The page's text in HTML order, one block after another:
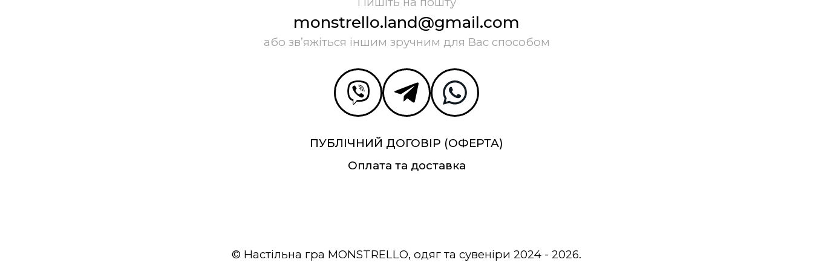
monstrello.land@gmail.com
або зв’яжіться іншим зручним для Вас способом
ПУБЛІЧНИЙ ДОГОВІР (ОФЕРТА)
Оплата та доставка
© Настільна гра MONSTRELLO, одяг та сувеніри 2024 - 2026.